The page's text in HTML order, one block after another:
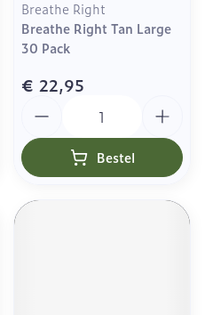
Breathe Right
Breathe Right Tan Large
30 Pack
€ 22,95
Bestel